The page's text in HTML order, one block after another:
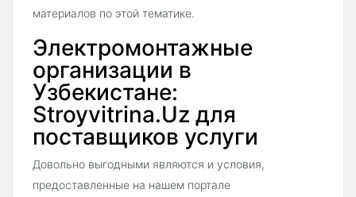
материалов по этой тематике.
Электромонтажные
организации в
Узбекистане:
Stroyvitrina.Uz для
поставщиков услуги
Довольно выгодными являются и условия,
предоставленные на нашем портале